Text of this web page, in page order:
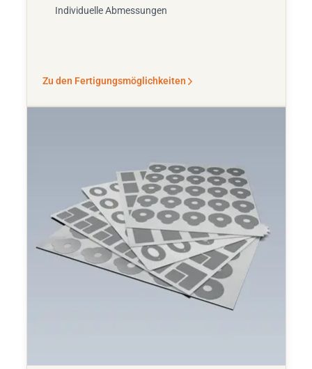
Individuelle Abmessungen
Zu den Fertigungsmöglichkeiten